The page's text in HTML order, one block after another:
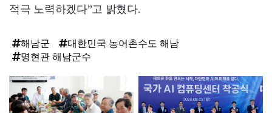
적극 노력하겠다”고 밝혔다.
해남군
대한민국 농어촌수도 해남
명현관 해남군수
탑
라
인